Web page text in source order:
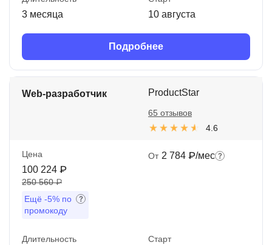
3 месяца 10 августа
Подробнее
Web-разработчик ProductStar
4.6
65 отзывов
Цена
100 224 ₽
250 560 ₽
Ещё -5% по
промокоду
От 2 784 ₽/мес
Длительность Старт